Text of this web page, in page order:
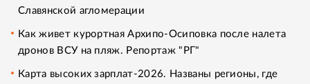
Славянской агломерации
Как живет курортная Архипо-Осиповка после налета
дронов ВСУ на пляж. Репортаж "РГ"
Карта высоких зарплат-2026. Названы регионы, где